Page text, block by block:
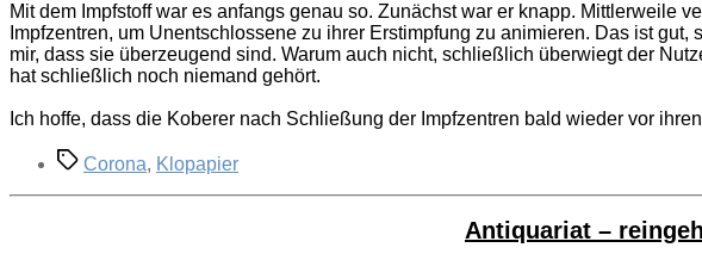
Mit dem Impfstoff war es anfangs genau so. Zunächst war er knapp. Mittlerweile
Impfzentren, um Unentschlossene zu ihrer Erstimpfung zu animieren. Das ist
mir, dass sie überzeugend sind. Warum auch nicht, schließlich überwiegt der
hat schließlich noch niemand gehört.
Ich hoffe, dass die Koberer nach Schließung der Impfzentren bald wieder vor
Schlagwörter
Corona, Klopapier
Antiquariat –